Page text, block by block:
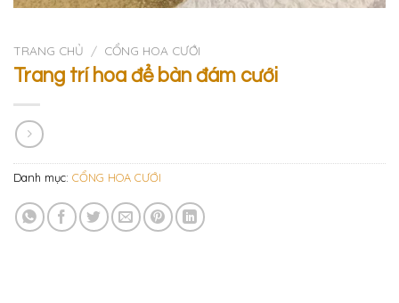
TRANG CHỦ / CỔNG HOA CƯỚI
Trang trí hoa để bàn đám cưới
Danh mục: CỔNG HOA CƯỚI